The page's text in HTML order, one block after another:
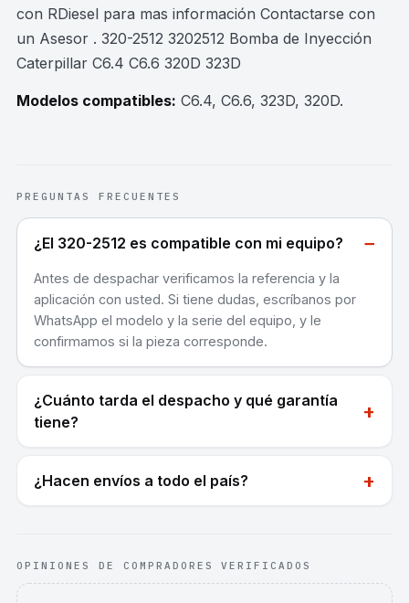
con RDiesel para mas información Contactarse con
un Asesor . 320-2512 3202512 Bomba de Inyección
Caterpillar C6.4 C6.6 320D 323D
Modelos compatibles: C6.4, C6.6, 323D, 320D.
PREGUNTAS FRECUENTES
¿El 320-2512 es compatible con mi equipo? −
Antes de despachar verificamos la referencia y la
aplicación con usted. Si tiene dudas, escríbanos por
WhatsApp el modelo y la serie del equipo, y le
confirmamos si la pieza corresponde.
¿Cuánto tarda el despacho y qué garantía
tiene?
+
¿Hacen envíos a todo el país? +
OPINIONES DE COMPRADORES VERIFICADOS